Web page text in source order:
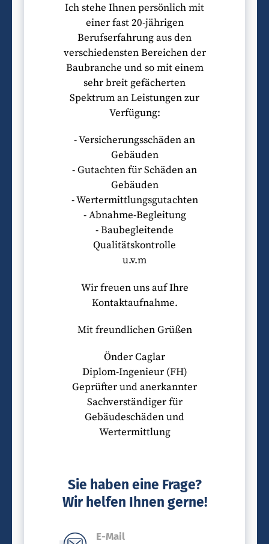
Ich stehe Ihnen persönlich mit
einer fast 20-jährigen
Berufserfahrung aus den
verschiedensten Bereichen der
Baubranche und so mit einem
sehr breit gefächerten
Spektrum an Leistungen zur
Verfügung:
- Versicherungsschäden an
Gebäuden
- Gutachten für Schäden an
Gebäuden
- Wertermittlungsgutachten
- Abnahme-Begleitung
- Baubegleitende
Qualitätskontrolle
u.v.m
Wir freuen uns auf Ihre
Kontaktaufnahme.
Mit freundlichen Grüßen
Önder Caglar
Diplom-Ingenieur (FH)
Geprüfter und anerkannter
Sachverständiger für
Gebäudeschäden und
Wertermittlung
Sie haben eine Frage?
Wir helfen Ihnen gerne!
E-Mail